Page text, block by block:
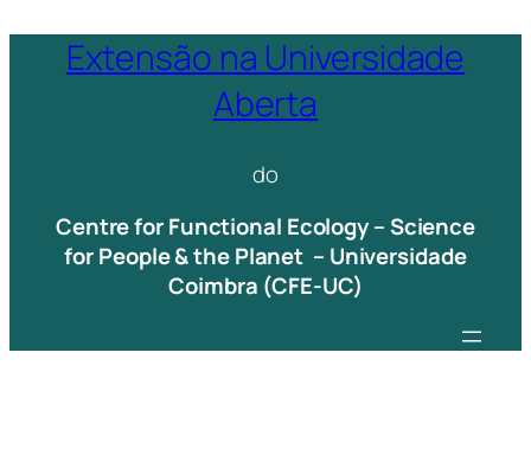
Extensão na Universidade
Aberta
do
Centre for Functional Ecology – Science
for People & the Planet – Universidade
Coimbra (CFE-UC)